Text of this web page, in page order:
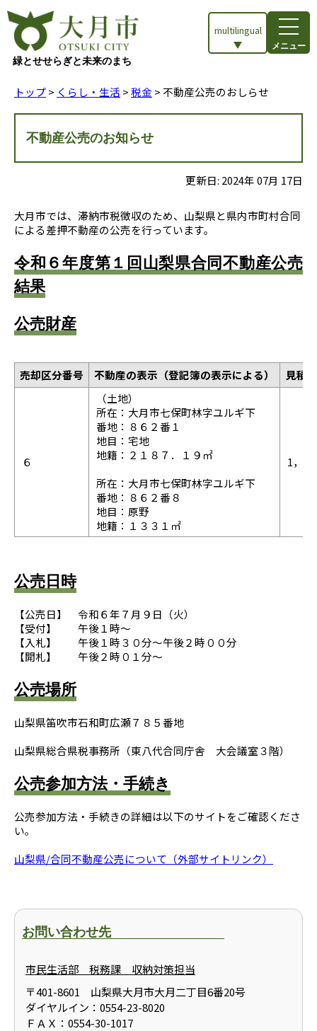
緑とせせらぎと未来のまち
multilingual
メニュー
トップ> くらし・生活 >税金> 不動産公売のおしらせ
不動産公売のお知らせ
更新日: 2024年07月 17日
大月市では、滞納市税徴収のため、山梨県と県内市町村合同
による差押不動産の公売を行っています。
令和６年度第１回山梨県合同不動産公売
結果
公売財産
売却区分番号 不動産の表示（登記簿の表示による） 見積
６
（土地）
所在：大月市七保町林字ユルギ下
番地：８６２番１
地目：宅地
地籍：２１８７．１９㎡
所在：大月市七保町林字ユルギ下
番地：８６２番８
地目：原野
地籍：１３３１㎡
1，
公売日時
【公売日】 令和６年７月９日（火）
【受付】 午後１時～
【入札】 午後１時３０分～午後２時００分
【開札】 午後２時０１分～
公売場所
山梨県笛吹市石和町広瀬７８５番地
山梨県総合県税事務所（東八代合同庁舎 大会議室３階）
公売参加方法・手続き
公売参加方法・手続きの詳細は以下のサイトをご確認くださ
い。
山梨県/合同不動産公売について（外部サイトリンク）
お問い合わせ先
市民生活部 税務課 収納対策担当
〒401-8601 山梨県大月市大月二丁目6番20号
ダイヤルイン：0554-23-8020
ＦＡＸ：0554-30-1017